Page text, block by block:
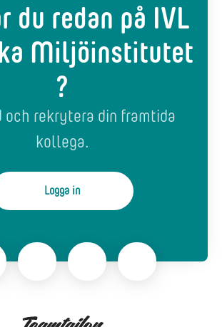
du redan på IVL
Miljöinstitutet
?
och rekrytera din framtida
kollega.
Logga in